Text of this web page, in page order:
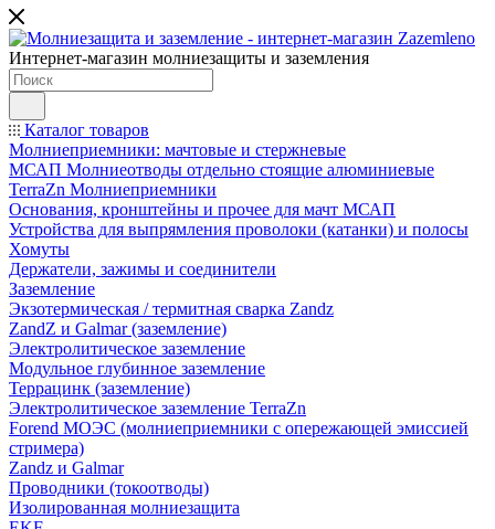
Интернет-магазин молниезащиты и заземления
Каталог товаров
Молниеприемники: мачтовые и стержневые
МСАП Молниеотводы отдельно стоящие алюминиевые
TerraZn Молниеприемники
Основания, кронштейны и прочее для мачт МСАП
Устройства для выпрямления проволоки (катанки) и полосы
Хомуты
Держатели, зажимы и соединители
Заземление
Экзотермическая / термитная сварка Zandz
ZandZ и Galmar (заземление)
Электролитическое заземление
Модульное глубинное заземление
Террацинк (заземление)
Электролитическое заземление TerraZn
Forend МОЭС (молниеприемники с опережающей эмиссией
стримера)
Zandz и Galmar
Проводники (токоотводы)
Изолированная молниезащита